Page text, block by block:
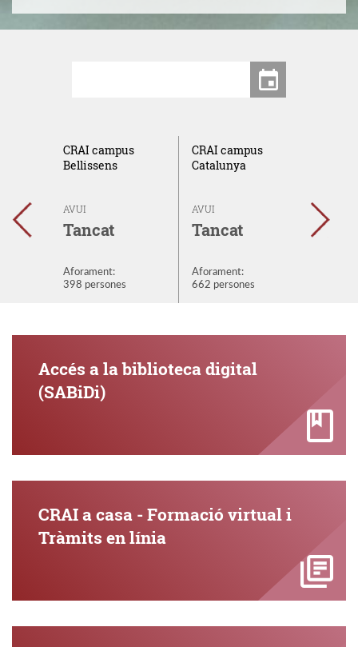
CRAI campus
Bellissens
AVUI
Tancat
Aforament:
398 persones
CRAI campus
Catalunya
AVUI
Tancat
Aforament:
662 persones
AVUI
Accés a la biblioteca digital
(SABiDi)
CRAI a casa - Formació virtual i
Tràmits en línia